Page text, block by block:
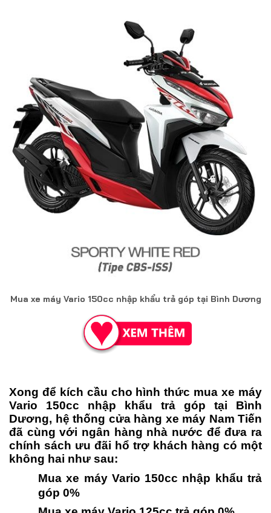
Mua xe máy Vario 150cc nhập khẩu trả góp tại Bình Dương
Xong để kích cầu cho hình thức mua xe máy
Vario 150cc nhập khẩu trả góp tại Bình
Dương, hệ thống cửa hàng xe máy Nam Tiến
đã cùng với ngân hàng nhà nước để đưa ra
chính sách ưu đãi hổ trợ khách hàng có một
không hai như sau:
Mua xe máy Vario 150cc nhập khẩu trả
góp 0%